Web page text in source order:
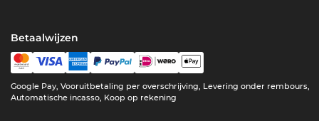
Betaalwijzen
Google Pay, Vooruitbetaling per overschrijving, Levering onder rembours,
Automatische incasso, Koop op rekening